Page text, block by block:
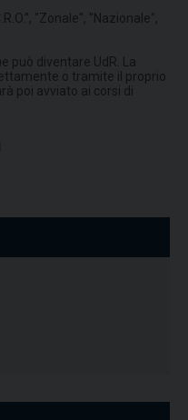
"Zonale", "Nazionale",
può diventare UdR. La
o tramite il proprio
poi avviato ai corsi di